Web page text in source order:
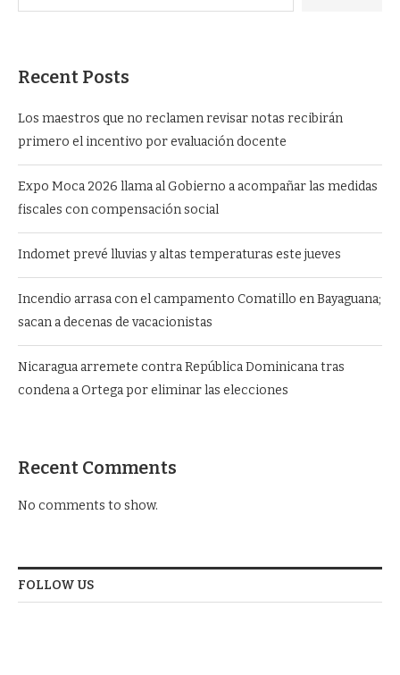
Recent Posts
Los maestros que no reclamen revisar notas recibirán
primero el incentivo por evaluación docente
Expo Moca 2026 llama al Gobierno a acompañar las medidas
fiscales con compensación social
Indomet prevé lluvias y altas temperaturas este jueves
Incendio arrasa con el campamento Comatillo en Bayaguana;
sacan a decenas de vacacionistas
Nicaragua arremete contra República Dominicana tras
condena a Ortega por eliminar las elecciones
Recent Comments
No comments to show.
FOLLOW US